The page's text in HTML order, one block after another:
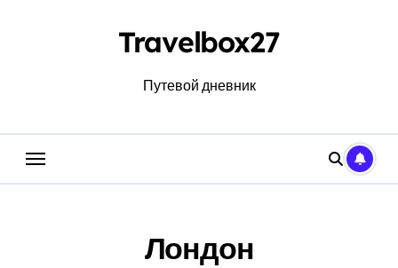
Travelbox27
Путевой дневник
Лондон